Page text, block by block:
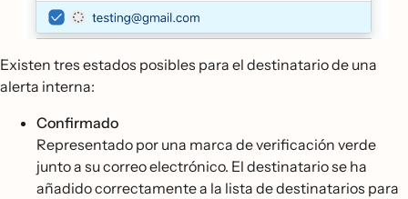
Existen tres estados posibles para el destinatario de una
alerta interna:
Confirmado
Representado por una marca de verificación verde
junto a su correo electrónico. El destinatario se ha
añadido correctamente a la lista de destinatarios para